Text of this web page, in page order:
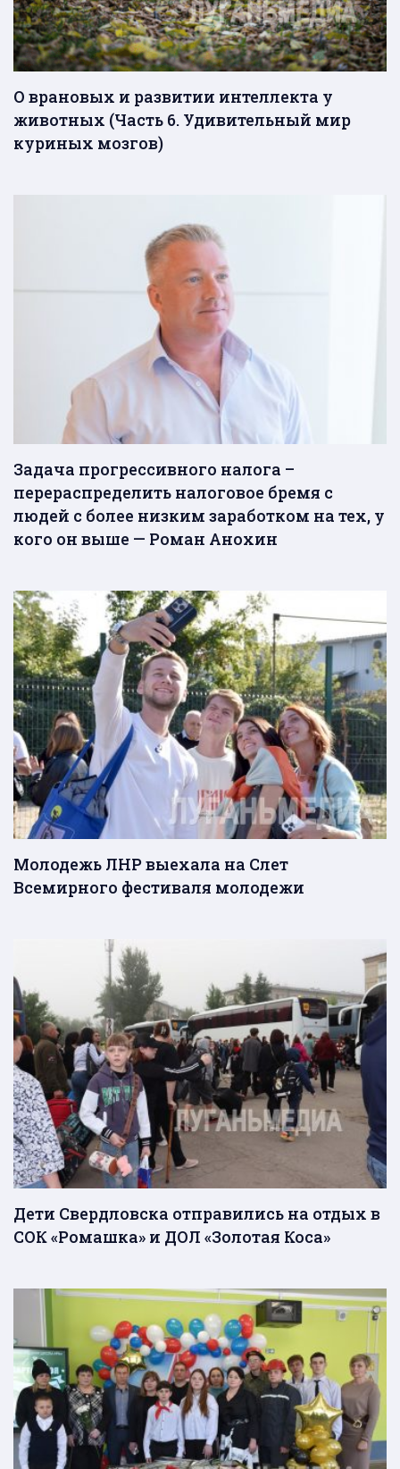
О врановых и развитии интеллекта у
животных (Часть 6. Удивительный мир
куриных мозгов)
Задача прогрессивного налога –
перераспределить налоговое бремя с
людей с более низким заработком на тех, у
кого он выше — Роман Анохин
Молодежь ЛНР выехала на Слет
Всемирного фестиваля молодежи
Дети Свердловска отправились на отдых в
СОК «Ромашка» и ДОЛ «Золотая Коса»